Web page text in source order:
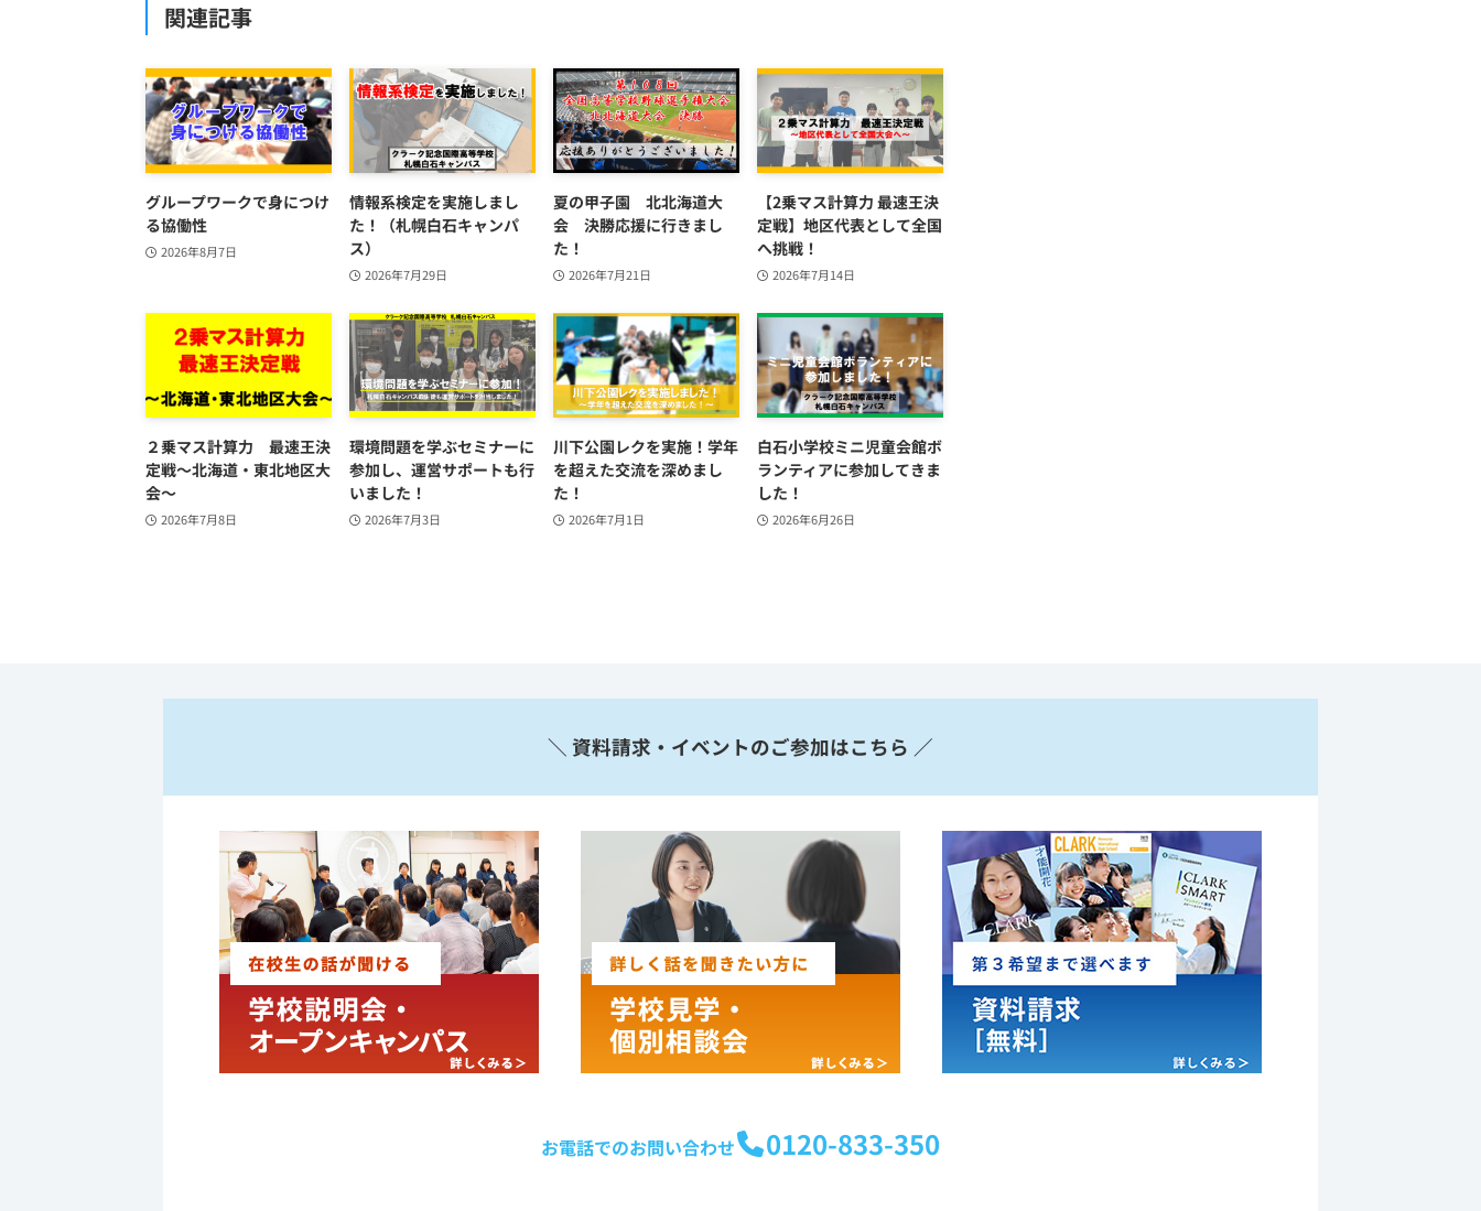
関連記事
グループワークで身につけ
る協働性
2026年8月7日
情報系検定を実施しまし
た！（札幌白石キャンパ
ス）
2026年7月29日
夏の甲子園 北北海道大
会 決勝応援に行きまし
た！
2026年7月21日
【2乗マス計算力 最速王決
定戦】地区代表として全国
へ挑戦！
2026年7月14日
２乗マス計算力 最速王決
定戦～北海道・東北地区大
会～
2026年7月8日
環境問題を学ぶセミナーに
参加し、運営サポートも行
いました！
2026年7月3日
川下公園レクを実施！学年
を超えた交流を深めまし
た！
2026年7月1日
白石小学校ミニ児童会館ボ
ランティアに参加してきま
した！
2026年6月26日
＼ 資料請求・イベントのご参加はこちら ／
お電話でのお問い合わせ 0120-833-350